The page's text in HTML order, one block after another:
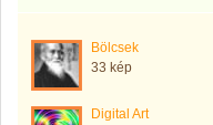
Bölcsek
33 kép
Digital Art